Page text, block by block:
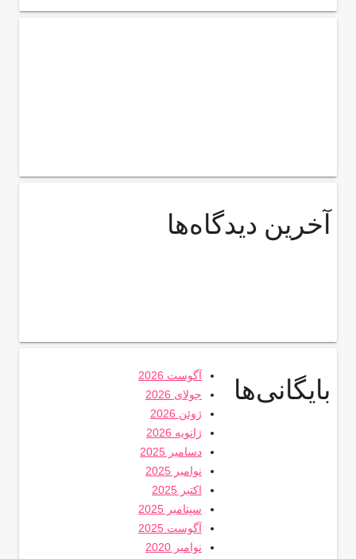
آخرین دیدگاه‌ها
بایگانی‌ها
آگوست 2026
جولای 2026
ژوئن 2026
ژانویه 2026
دسامبر 2025
نوامبر 2025
اکتبر 2025
سپتامبر 2025
آگوست 2025
نوامبر 2020